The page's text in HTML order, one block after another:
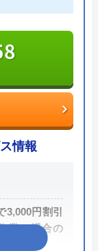
情報
円割引
業の場合の